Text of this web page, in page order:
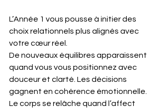
L’Année 1 vous pousse à initier des
choix relationnels plus alignés avec
votre cœur réel.
De nouveaux équilibres apparaissent
quand vous vous positionnez avec
douceur et clarté. Les décisions
gagnent en cohérence émotionnelle.
Le corps se relâche quand l’affect